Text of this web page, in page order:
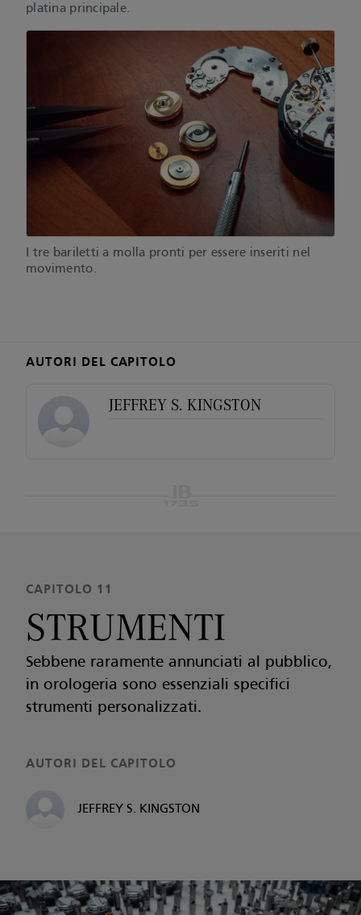
platina principale.
I tre bariletti a molla pronti per essere inseriti nel
movimento.
AUTORI DEL CAPITOLO
JEFFREY S. KINGSTON
CAPITOLO 11
STRUMENTI
Sebbene raramente annunciati al pubblico,
in orologeria sono essenziali specifici
strumenti personalizzati.
AUTORI DEL CAPITOLO
JEFFREY S. KINGSTON